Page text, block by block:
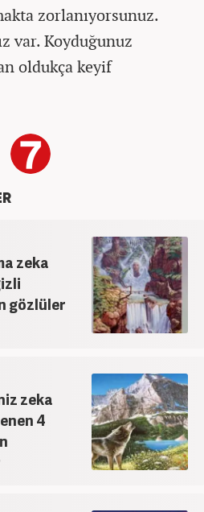
zorlanıyorsunuz.
var. Koyduğunuz
oldukça keyif
zeka
gözlüler
zeka
4